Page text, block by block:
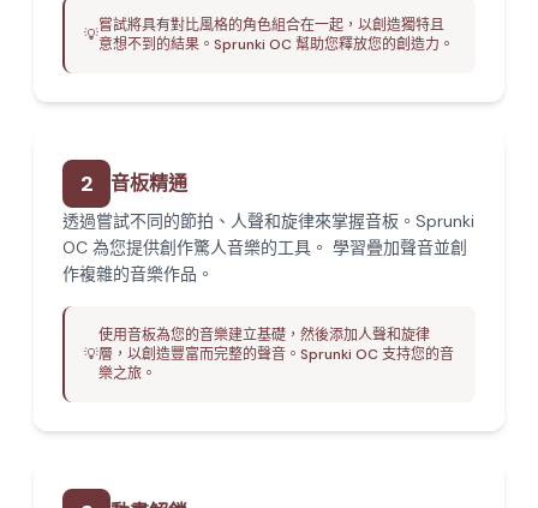
💡嘗試將具有對比風格的角色組合在一起，以創造獨特且
意想不到的結果。Sprunki OC 幫助您釋放您的創造力。
2 音板精通
透過嘗試不同的節拍、人聲和旋律來掌握音板。Sprunki
OC 為您提供創作驚人音樂的工具。 學習疊加聲音並創
作複雜的音樂作品。
💡
使用音板為您的音樂建立基礎，然後添加人聲和旋律
層，以創造豐富而完整的聲音。Sprunki OC 支持您的音
樂之旅。